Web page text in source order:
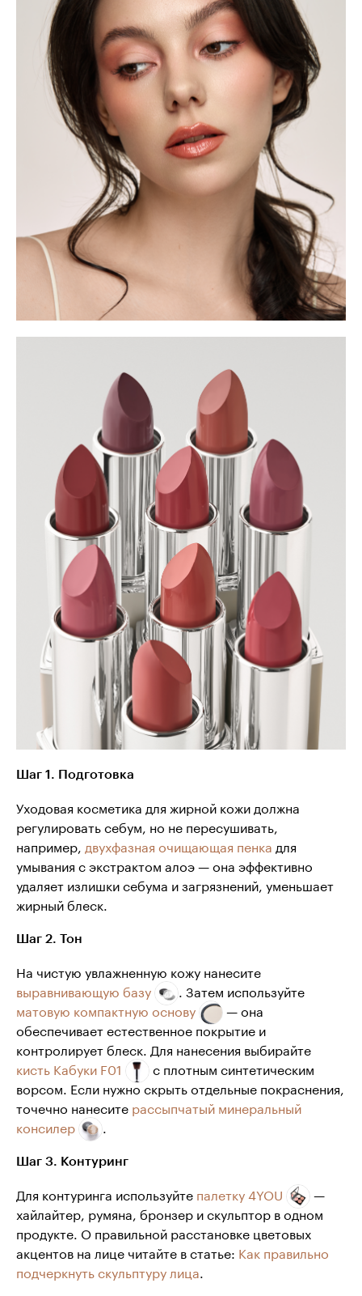
Шаг 1. Подготовка
Уходовая косметика для жирной кожи должна
регулировать себум, но не пересушивать,
например, двухфазная очищающая пенка для
умывания с экстрактом алоэ — она эффективно
удаляет излишки себума и загрязнений, уменьшает
жирный блеск.
Шаг 2. Тон
На чистую увлажненную кожу нанесите
выравнивающую базу
. Затем используйте
матовую компактную основу
— она
обеспечивает естественное покрытие и
контролирует блеск. Для нанесения выбирайте
кисть Кабуки F01
с плотным синтетическим
ворсом. Если нужно скрыть отдельные покраснения,
точечно нанесите рассыпчатый минеральный
консилер
Шаг 3. Контуринг
Для контуринга используйте палетку 4YOU
—
хайлайтер, румяна, бронзер и скульптор в одном
продукте. О правильной расстановке цветовых
акцентов на лице читайте в статье: Как правильно
подчеркнуть скульптуру лица